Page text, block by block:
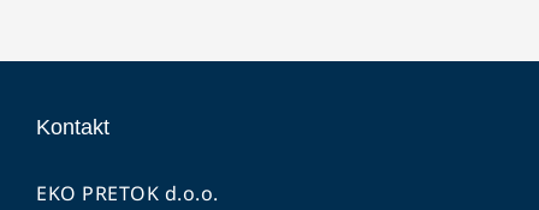
Kontakt
EKO PRETOK d.o.o.